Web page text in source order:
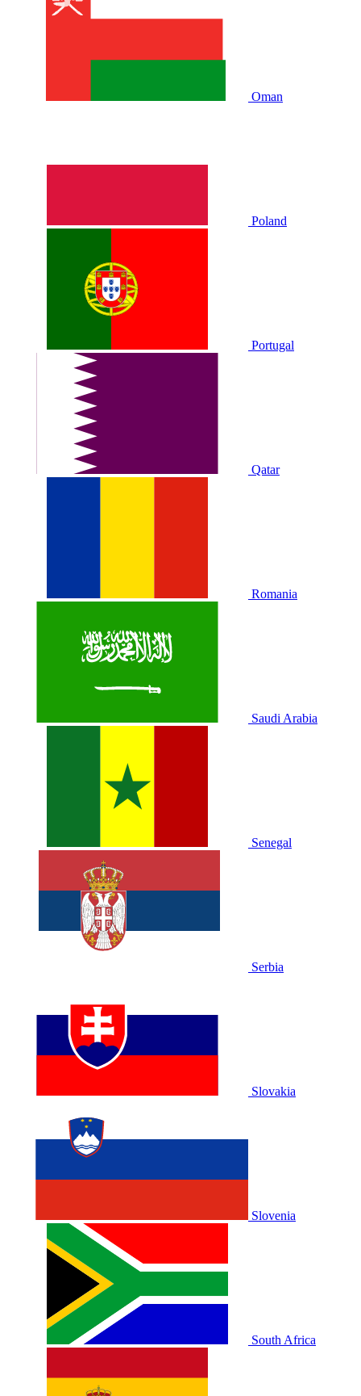
Oman
Poland
Portugal
Qatar
Romania
Saudi Arabia
Senegal
Serbia
Slovakia
Slovenia
South Africa